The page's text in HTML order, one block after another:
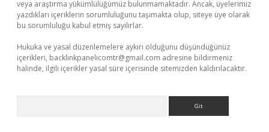
veya araştırma yükümlülüğümüz bulunmamaktadır. Ancak, üyelerimiz
yazdıkları içeriklerin sorumluluğunu taşımakta olup, siteye üye olarak
bu sorumluluğu kabul etmiş sayılırlar.
Hukuka ve yasal düzenlemelere aykırı olduğunu düşündüğünüz
içerikleri, backlinkpanelicomtr@gmail.com adresine bildirmeniz
halinde, ilgili içerikler yasal süre içerisinde sitemizden kaldırılacaktır.